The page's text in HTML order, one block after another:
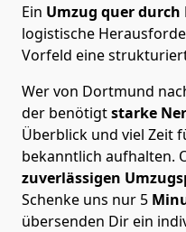
Ein Umzug quer
logistische
Vorfeld eine
Wer von Dortmund
der benötigtstarke
Überblick und viel Zeit
bekanntlich aufhalten.
zuverlässigen
Schenke uns nur 5
übersenden Dir ein